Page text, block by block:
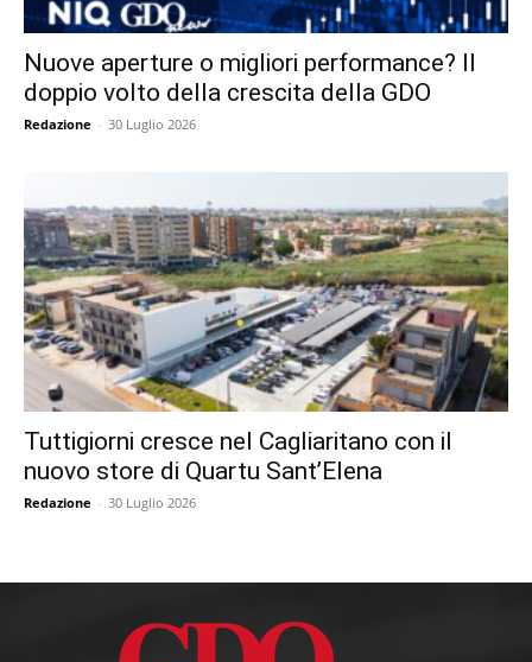
Nuove aperture o migliori performance? Il
doppio volto della crescita della GDO
Redazione - 30 Luglio 2026
Tuttigiorni cresce nel Cagliaritano con il
nuovo store di Quartu Sant’Elena
Redazione - 30 Luglio 2026